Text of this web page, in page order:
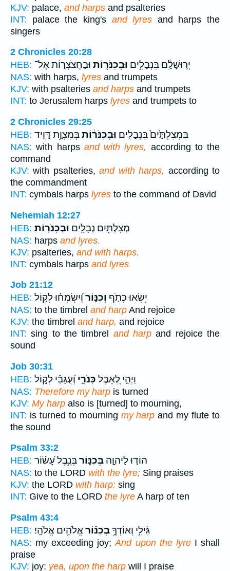
KJV: palace, and harps and psalteries
INT: palace the king's and lyres and harps the
singers
2 Chronicles 20:28
HEB:
יְר֣וּשָׁלִַ֔ם בִּנְבָלִ֥ים וּבְכִנֹּר֖וֹת וּבַחֲצֹצְר֑וֹת אֶל־
NAS: with harps, lyres and trumpets
KJV: with psalteries and harps and trumpets
INT: to Jerusalem harps lyres and trumpets to
2 Chronicles 29:25
HEB:
בִּמְצִלְתַּ֙יִם֙ בִּנְבָלִ֣ים וּבְכִנֹּר֔וֹתבְּמִצְוַ֥ת דָּוִ֛יד
NAS: with harps and with lyres, according to the
command
KJV: with psalteries,and with harps, according to
the commandment
INT: cymbals harps lyres to the command of David
Nehemiah 12:27
HEB:
מְצִלְתַּ֖יִם נְבָלִ֥ים וּבְכִנֹּרֽוֹת׃
NAS: harps and lyres.
KJV: psalteries, and with harps.
INT: cymbals harps and lyres
Job 21:12
HEB:
יִ֭שְׂאוּ כְּתֹ֣ף וְכִנּ֑וֹרוְ֝יִשְׂמְח֗וּ לְק֣וֹל
NAS: to the timbrel and harp And rejoice
KJV: the timbrel and harp, and rejoice
INT: sing to the timbrel and harp and rejoice the
sound
Job 30:31
HEB:
וַיְהִ֣י לְ֭אֵבֶל כִּנֹּרִ֑י וְ֝עֻגָבִ֗י לְק֣וֹל
NAS: Therefore my harp is turned
KJV: My harp also is [turned] to mourning,
INT: is turned to mourning my harp and my flute to
the sound
Psalm 33:2
HEB:
הוֹד֣וּ לַיהוָ֣ה בְּכִנּ֑וֹרבְּנֵ֥בֶל עָ֝שׂ֗וֹר
NAS: to the LORD with the lyre; Sing praises
KJV: the LORD with harp: sing
INT: Give to the LORD the lyre A harp of ten
Psalm 43:4
HEB:
גִּ֫ילִ֥י וְאוֹדְךָ֥בְכִנּ֗וֹראֱלֹהִ֥ים אֱלֹהָֽי׃
NAS: my exceeding joy;And upon the lyreI shall
praise
KJV: joy: yea, upon the harp will I praise